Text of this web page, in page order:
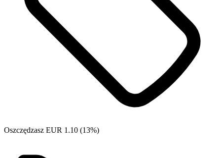
Oszczędzasz EUR 1.10 (13%)